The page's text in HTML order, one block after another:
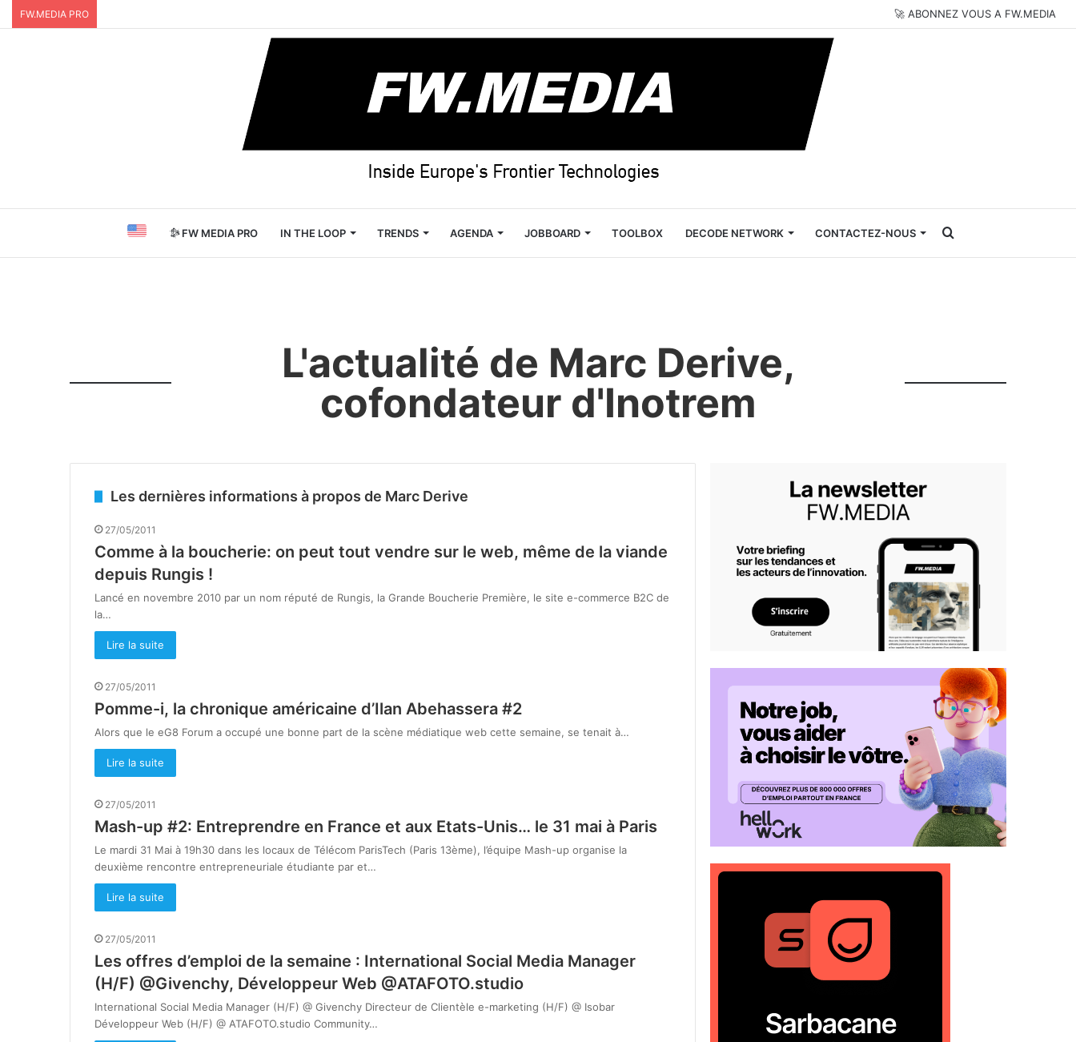
FW.MEDIA PRO 🚀 ABONNEZ VOUS A FW.MEDIA
FW MEDIA PRO IN THE LOOP TRENDS AGENDA JOBBOARD TOOLBOX DECODE NETWORK CONTACTEZ-NOUS Rechercher
L'actualité de Marc Derive,
cofondateur d'Inotrem
Les dernières informations à propos de Marc Derive
27/05/2011
Comme à la boucherie: on peut tout vendre sur le web, même de la viande
depuis Rungis !
Lancé en novembre 2010 par un nom réputé de Rungis, la Grande Boucherie Première, le site e-commerce B2C de
la…
Lire la suite
27/05/2011
Pomme-i, la chronique américaine d’Ilan Abehassera #2
Alors que le eG8 Forum a occupé une bonne part de la scène médiatique web cette semaine, se tenait à…
Lire la suite
27/05/2011
Mash-up #2: Entreprendre en France et aux Etats-Unis… le 31 mai à Paris
Le mardi 31 Mai à 19h30 dans les locaux de Télécom ParisTech (Paris 13ème), l’équipe Mash-up organise la
deuxième rencontre entrepreneuriale étudiante par et…
Lire la suite
27/05/2011
Les offres d’emploi de la semaine : International Social Media Manager
(H/F) @Givenchy, Développeur Web @ATAFOTO.studio
International Social Media Manager (H/F) @ Givenchy Directeur de Clientèle e-marketing (H/F) @ Isobar
Développeur Web (H/F) @ ATAFOTO.studio Community…